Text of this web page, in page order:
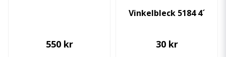
550 kr
Vinkelbleck 5184 4´
30 kr